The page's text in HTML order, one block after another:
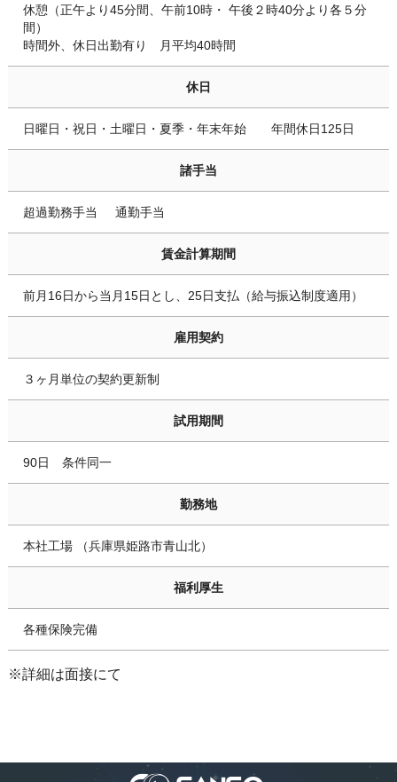
休憩（正午より45分間、午前10時・ 午後２時40分より各５分
間）
時間外、休日出勤有り 月平均40時間
休日
日曜日・祝日・土曜日・夏季・年末年始 年間休日125日
諸手当
超過勤務手当 通勤手当
賃金計算期間
前月16日から当月15日とし、25日支払（給与振込制度適用）
雇用契約
３ヶ月単位の契約更新制
試用期間
90日 条件同一
勤務地
本社工場 （兵庫県姫路市青山北）
福利厚生
各種保険完備
※詳細は面接にて